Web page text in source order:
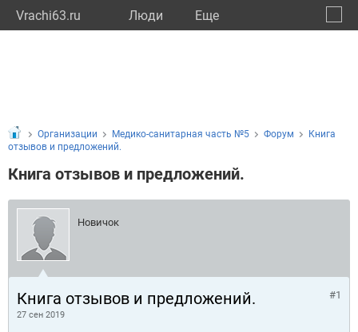
Vrachi63.ru Люди Eще
Организации Медико-санитарная часть №5 Форум
Книга
отзывов и предложений.
Книга отзывов и предложений.
Новичок
Книга отзывов и предложений.
27 сен 2019
#1